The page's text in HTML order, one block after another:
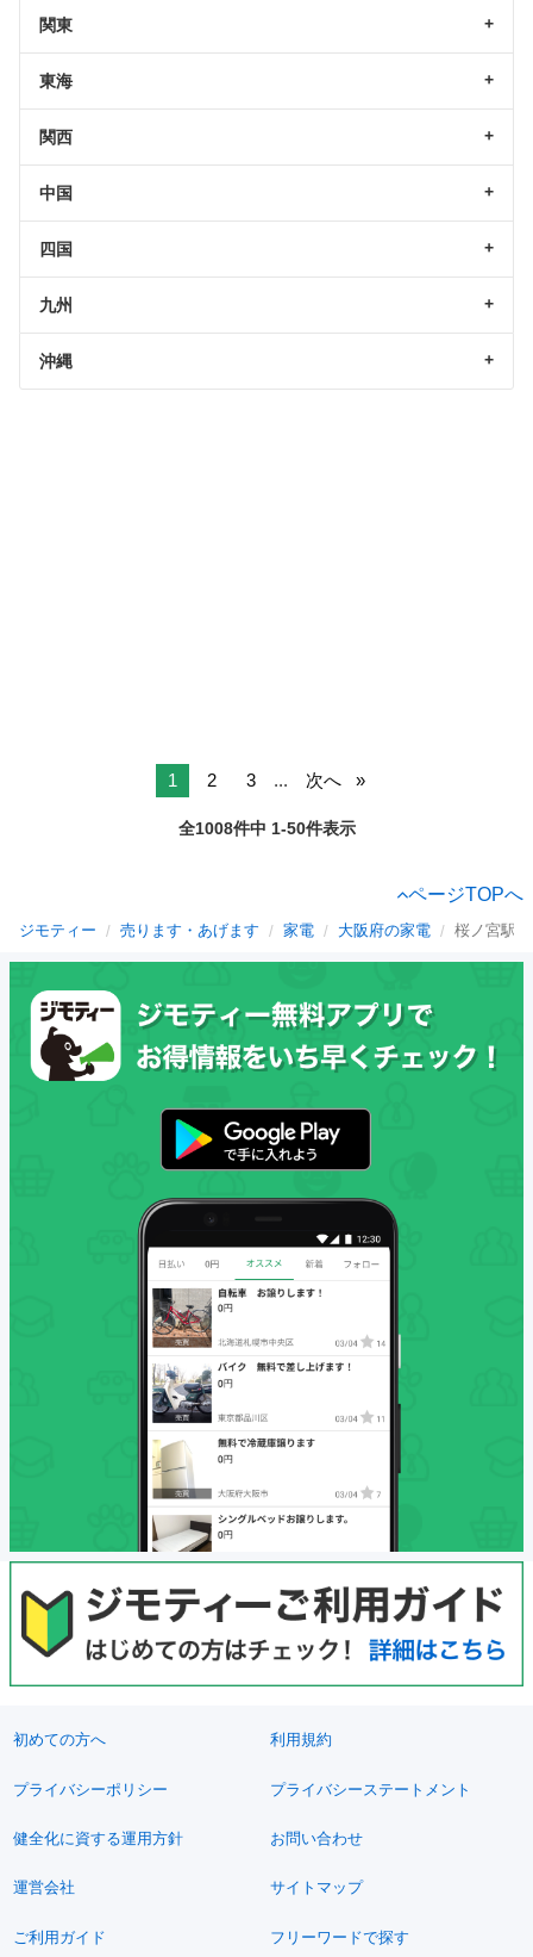
関東
東海
関西
中国
四国
九州
沖縄
1 2 3 ... 次へ
全1008件中 1-50件表示
ページTOPへ
ジモティー 売ります・あげます 家電 大阪府の家電 桜ノ宮駅
初めての方へ 利用規約
プライバシーポリシー プライバシーステートメント
健全化に資する運用方針 お問い合わせ
運営会社 サイトマップ
ご利用ガイド フリーワードで探す